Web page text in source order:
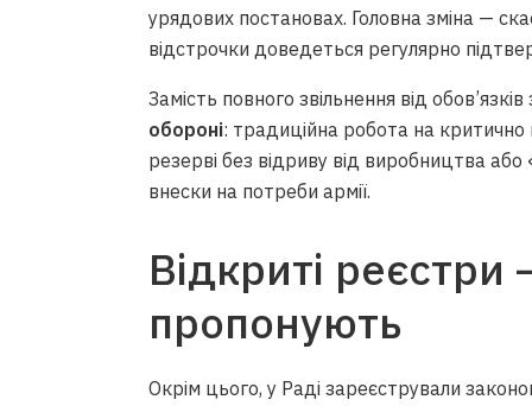
урядових постановах. Головна зміна —
відстрочки доведеться регулярно
Замість повного звільнення від
обороні: традиційна робота на
резерві без відриву від виробництва
внески на потреби армії.
Відкриті реєстри
пропонують
Окрім цього, у Раді зареєстрували